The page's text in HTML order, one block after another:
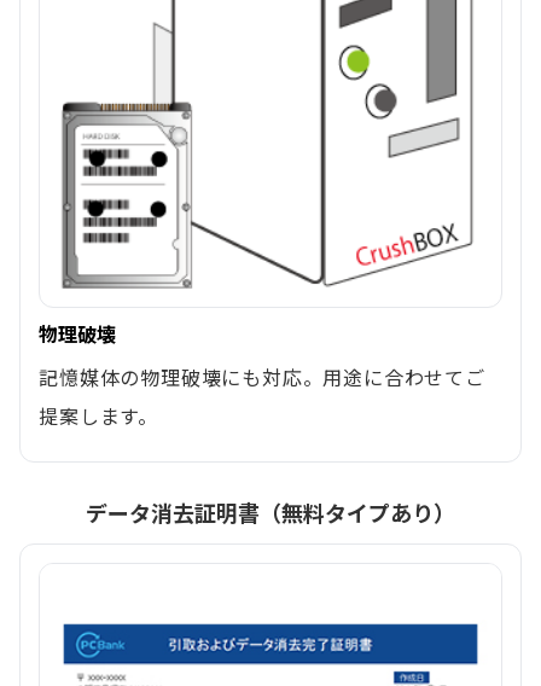
物理破壊
記憶媒体の物理破壊にも対応。用途に合わせてご
提案します。
データ消去証明書（無料タイプあり）